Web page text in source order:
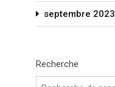
septembre 2023
Recherche